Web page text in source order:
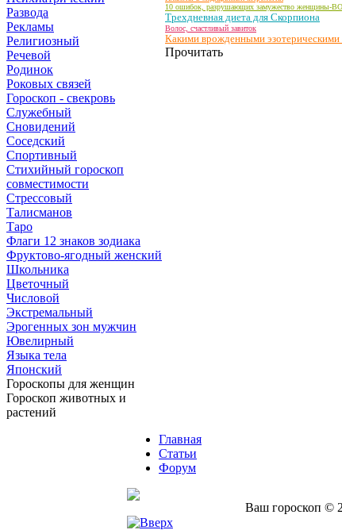
Развода
Рекламы
Религиозный
Речевой
Родинок
Роковых связей
Гороскоп - свекровь
Служебный
Сновидений
Соседский
Спортивный
Стихийный гороскоп
совместимости
Стрессовый
Талисманов
Таро
Флаги 12 знаков зодиака
Фруктово-ягодный женский
Школьника
Цветочный
Числовой
Экстремальный
Эрогенных зон мужчин
Ювелирный
Языка тела
Японский
Гороскопы для женщин
Гороскоп животных и
растений
10 ошибок, разрушающих замужество женщины-
Трехдневная диета для Скорпиона
Волос, счастливый завиток
Какими врожденными эзотерическими
Прочитать
Главная
Статьи
Форум
Ваш гороскоп ©